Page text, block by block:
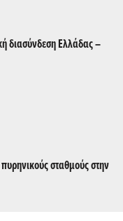
διασύνδεση Ελλάδας –
σταθμούς στην